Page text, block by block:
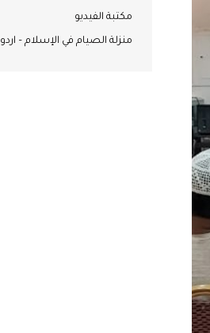
مكتبة الفيديو
منزلة الصيام في الإسلام – اردو